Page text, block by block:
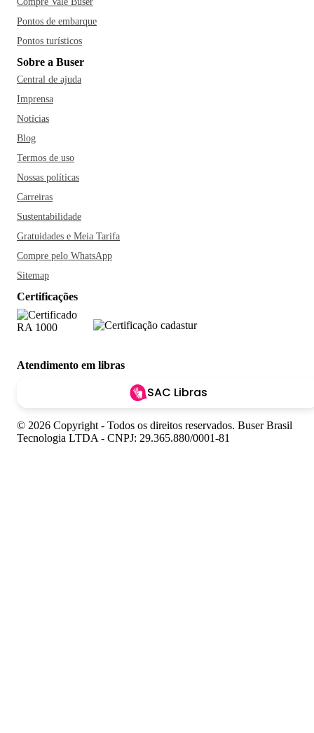
Pontos de embarque
Pontos turísticos
Sobre a Buser
Central de ajuda
Imprensa
Notícias
Blog
Termos de uso
Nossas políticas
Carreiras
Sustentabilidade
Gratuidades e Meia Tarifa
Compre pelo WhatsApp
Sitemap
Certificações
Atendimento em libras
SAC Libras
© 2026 Copyright - Todos os direitos reservados. Buser Brasil
Tecnologia LTDA - CNPJ: 29.365.880/0001-81